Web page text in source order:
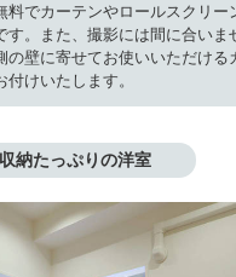
料でカーテンやロールスクリー
す。また、撮影には間に合いま
の壁に寄せてお使いいただける
付けいたします。
収納たっぷりの洋室